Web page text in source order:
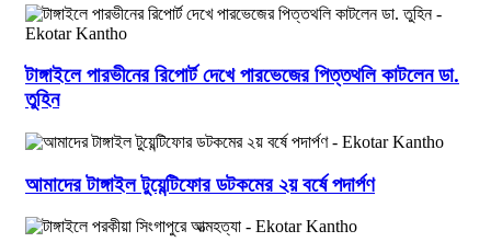
টাঙ্গাইলে পারভীনের রিপোর্ট দেখে পারভেজের পিত্তথলি কাটলেন ডা.
তুহিন
আমাদের টাঙ্গাইল টুয়েন্টিফোর ডটকমের ২য় বর্ষে পদার্পণ